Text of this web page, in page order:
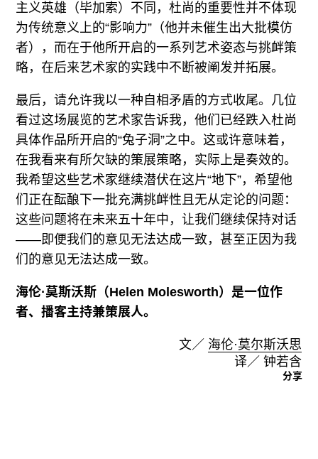
主义英雄（毕加索）不同，杜尚的重要性并不体现
为传统意义上的“影响力”（他并未催生出大批模仿
者），而在于他所开启的一系列艺术姿态与挑衅策
略，在后来艺术家的实践中不断被阐发并拓展。
最后，请允许我以一种自相矛盾的方式收尾。几位
看过这场展览的艺术家告诉我，他们已经跌入杜尚
具体作品所开启的“兔子洞”之中。这或许意味着，
在我看来有所欠缺的策展策略，实际上是奏效的。
我希望这些艺术家继续潜伏在这片“地下”，希望他
们正在酝酿下一批充满挑衅性且无从定论的问题：
这些问题将在未来五十年中，让我们继续保持对话
——即便我们的意见无法达成一致，甚至正因为我
们的意见无法达成一致。
海伦·莫斯沃斯（Helen Molesworth）是一位作
者、播客主持兼策展人。
文／ 海伦·莫尔斯沃思
译／ 钟若含
分享